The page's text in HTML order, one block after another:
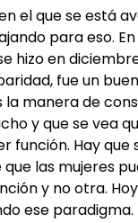
el que se está
para eso.
hizo en
fue un
la manera de
y que se vea
función. Hay que
las mujeres
y no otra.
ese paradigma.